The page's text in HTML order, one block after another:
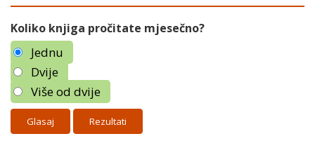
Koliko knjiga pročitate mjesečno?
Jednu
Dvije
Više od dvije
Rezultati